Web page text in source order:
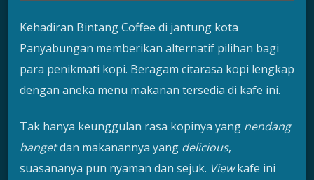
Kehadiran Bintang Coffee di jantung kota
Panyabungan memberikan alternatif pilihan bagi
para penikmati kopi. Beragam citarasa kopi lengkap
dengan aneka menu makanan tersedia di kafe ini.
Tak hanya keunggulan rasa kopinya yang nendang
bangetdan makanannya yang delicious,
suasananya pun nyaman dan sejuk. Viewkafe ini